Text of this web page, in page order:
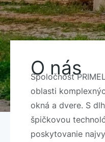
O nás
Spoločnosť
oblasti
okná a dvere. S
špičkovou
poskytovanie